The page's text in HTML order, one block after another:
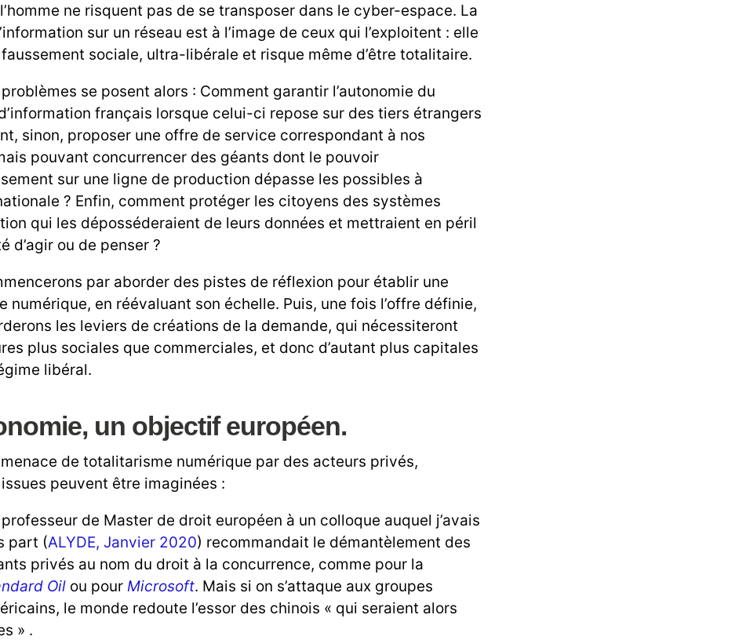
ne risquent pas de se transposer dans le cyber-espace. La
sur un réseau est à l’image de ceux qui l’exploitent : elle
sociale, ultra-libérale et risque même d’être totalitaire.
se posent alors : Comment garantir l’autonomie du
français lorsque celui-ci repose sur des tiers étrangers
sinon, proposer une offre de service correspondant à nos
pouvant concurrencer des géants dont le pouvoir
sur une ligne de production dépasse les possibles à
? Enfin, comment protéger les citoyens des systèmes
qui les déposséderaient de leurs données et mettraient en péril
d’agir ou de penser ?
par aborder des pistes de réflexion pour établir une
numérique, en réévaluant son échelle. Puis, une fois l’offre définie,
les leviers de créations de la demande, qui nécessiteront
plus sociales que commerciales, et donc d’autant plus capitales
libéral.
un objectif européen.
de totalitarisme numérique par des acteurs privés,
peuvent être imaginées :
de Master de droit européen à un colloque auquel j’avais
part (ALYDE, Janvier 2020) recommandait le démantèlement des
privés au nom du droit à la concurrence, comme pour la
Oil ou pour Microsoft. Mais si on s’attaque aux groupes
le monde redoute l’essor des chinois « qui seraient alors
» .